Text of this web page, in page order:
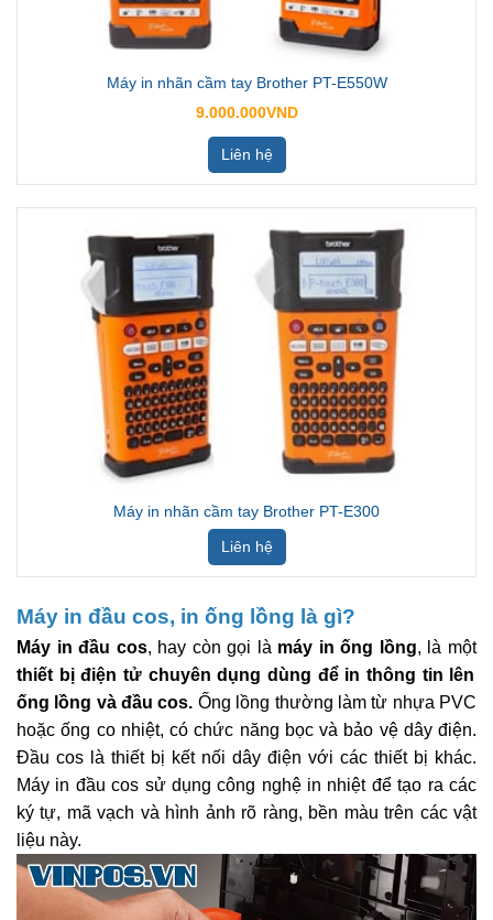
Máy in nhãn cầm tay Brother PT-E550W
9.000.000VND
Liên hệ
Máy in nhãn cầm tay Brother PT-E300
Liên hệ
Máy in đầu cos, in ống lồng là gì?
Máy in đầu cos, hay còn gọi là máy in ống lồng, là một
thiết bị điện tử chuyên dụng dùng để in thông tin lên
ống lồng và đầu cos. Ống lồng thường làm từ nhựa PVC
hoặc ống co nhiệt, có chức năng bọc và bảo vệ dây điện.
Đầu cos là thiết bị kết nối dây điện với các thiết bị khác.
Máy in đầu cos sử dụng công nghệ in nhiệt để tạo ra các
ký tự, mã vạch và hình ảnh rõ ràng, bền màu trên các vật
liệu này.